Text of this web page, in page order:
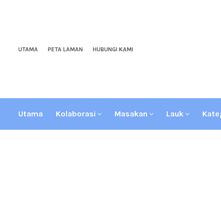
UTAMA PETA LAMAN HUBUNGI KAMI
Utama Kolaborasi Masakan Lauk